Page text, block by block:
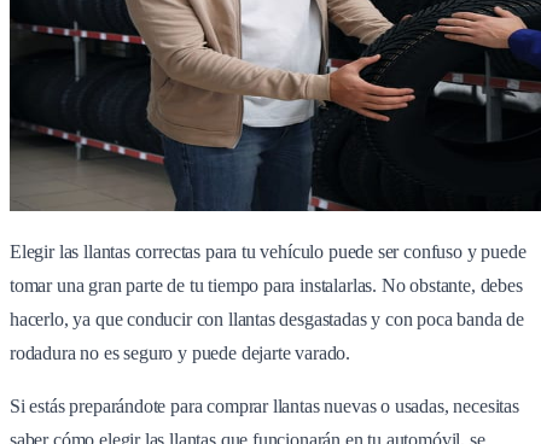
Elegir las llantas correctas para tu vehículo puede ser confuso y puede
tomar una gran parte de tu tiempo para instalarlas. No obstante, debes
hacerlo, ya que conducir con llantas desgastadas y con poca banda de
rodadura no es seguro y puede dejarte varado.
Si estás preparándote para comprar llantas nuevas o usadas, necesitas
saber cómo elegir las llantas que funcionarán en tu automóvil, se